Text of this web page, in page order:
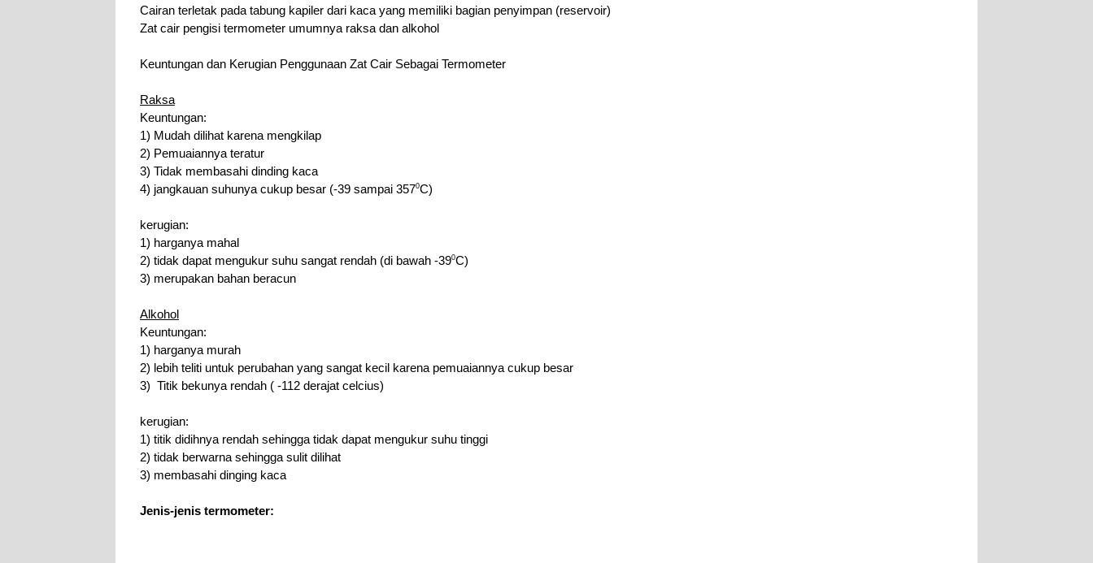
Cairan terletak pada tabung kapiler dari kaca yang memiliki bagian penyimpan (reservoir)
Zat cair pengisi termometer umumnya raksa dan alkohol
Keuntungan dan Kerugian Penggunaan Zat Cair Sebagai Termometer
Raksa
Keuntungan:
1) Mudah dilihat karena mengkilap
2) Pemuaiannya teratur
3) Tidak membasahi dinding kaca
4) jangkauan suhunya cukup besar (-39 sampai 3570C)
kerugian:
1) harganya mahal
2) tidak dapat mengukur suhu sangat rendah (di bawah -390C)
3) merupakan bahan beracun
Alkohol
Keuntungan:
1) harganya murah
2) lebih teliti untuk perubahan yang sangat kecil karena pemuaiannya cukup besar
3)  Titik bekunya rendah ( -112 derajat celcius)
kerugian:
1) titik didihnya rendah sehingga tidak dapat mengukur suhu tinggi
2) tidak berwarna sehingga sulit dilihat
3) membasahi dinging kaca
Jenis-jenis termometer: